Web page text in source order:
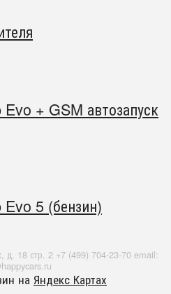
+ GSM автозапуск
5 (бензин)
д. 18 стр. 2 +7 (499) 704-23-70 email:
на Яндекс Картах